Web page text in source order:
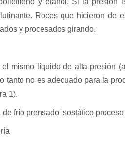
y etanol. Si la presión
Roces que hicieron de
y procesados ​​girando.
mismo líquido de alta presión
tanto no es adecuado para la
1).
frío prensado isostático